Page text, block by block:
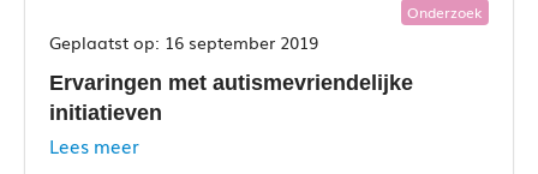
Onderzoek
16 september 2019
Ervaringen met autismevriendelijke
initiatieven
Lees meer